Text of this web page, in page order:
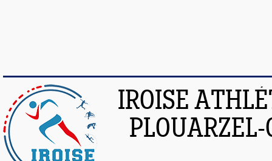
IROISE